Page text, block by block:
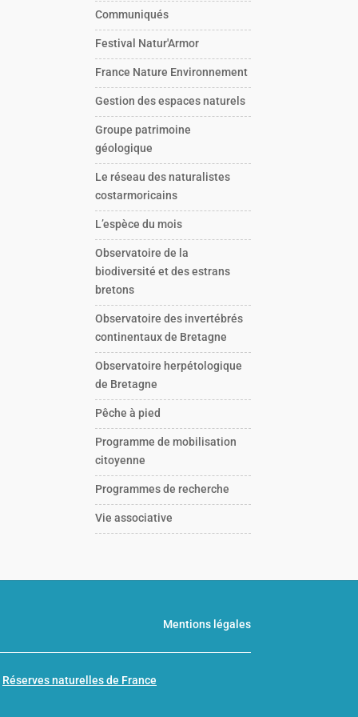
Communiqués
Festival Natur'Armor
France Nature Environnement
Gestion des espaces naturels
Groupe patrimoine
géologique
Le réseau des naturalistes
costarmoricains
L’espèce du mois
Observatoire de la
biodiversité et des estrans
bretons
Observatoire des invertébrés
continentaux de Bretagne
Observatoire herpétologique
de Bretagne
Pêche à pied
Programme de mobilisation
citoyenne
Programmes de recherche
Vie associative
Mentions légales
Réserves naturelles de France